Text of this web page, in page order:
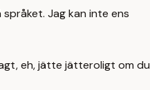
Jag kan inte ens
eh, jätte jätteroligt om du